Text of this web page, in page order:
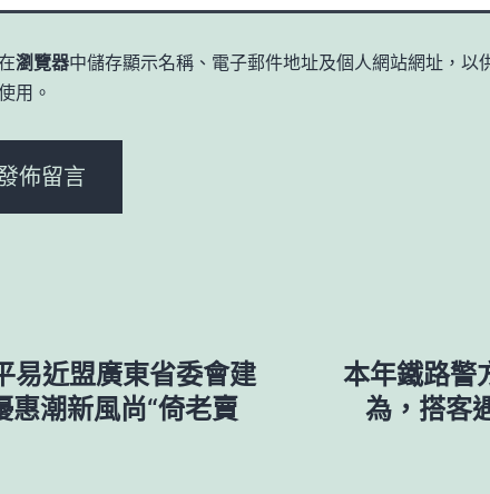
瀏覽器中儲存顯示名稱、電子郵件地址及個人網站網址，以
用。
易近盟廣東省委會建
潮新風尚“倚老賣
本年鐵路警
為，搭客